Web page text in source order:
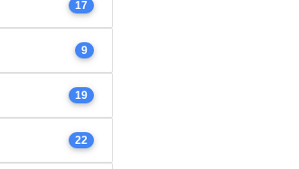
17
9
19
22